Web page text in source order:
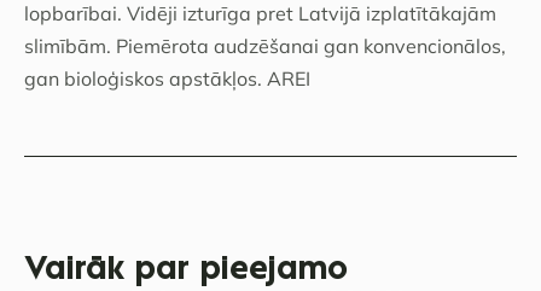
lopbarībai. Vidēji izturīga pret Latvijā izplatītākajām
slimībām. Piemērota audzēšanai gan konvencionālos,
gan bioloģiskos apstākļos. AREI
Vairāk par pieejamo